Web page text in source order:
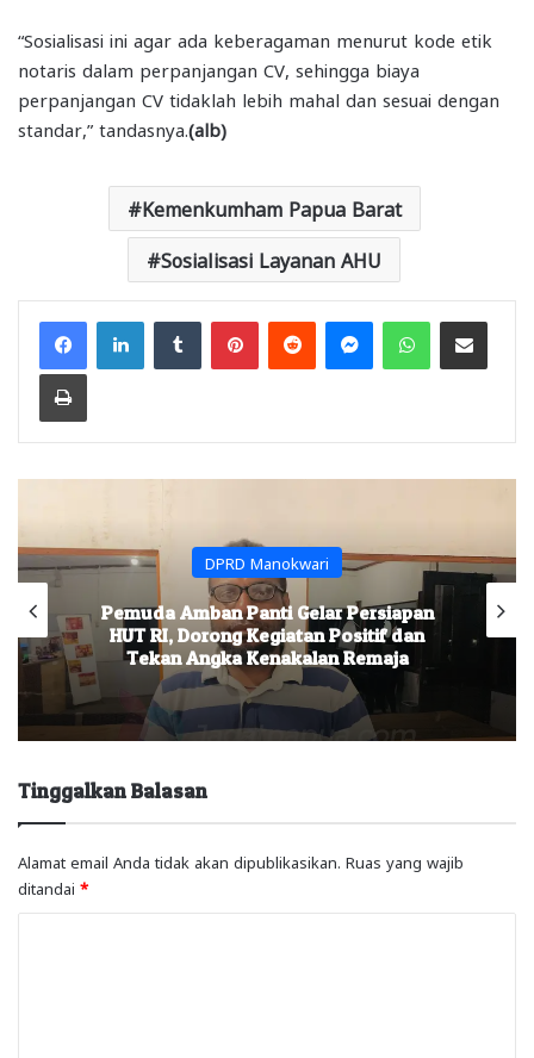
“Sosialisasi ini agar ada keberagaman menurut kode etik
notaris dalam perpanjangan CV, sehingga biaya
perpanjangan CV tidaklah lebih mahal dan sesuai dengan
standar,” tandasnya. (alb)
Kemenkumham Papua Barat
Sosialisasi Layanan AHU
FacebookLinkedInTumblr PinterestReddit MessengerWhatsAppShare via Email
Print
DPRD Manokwari
Pemuda Amban Panti Gelar Persiapan
HUT RI, Dorong Kegiatan Positif dan
Tekan Angka Kenakalan Remaja
Tinggalkan Balasan
Alamat email Anda tidak akan dipublikasikan. Ruas yang wajib
ditandai *